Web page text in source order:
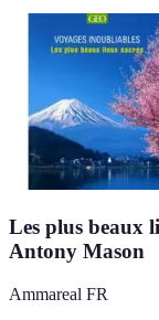
Les plus beaux
Antony Mason
Ammareal FR